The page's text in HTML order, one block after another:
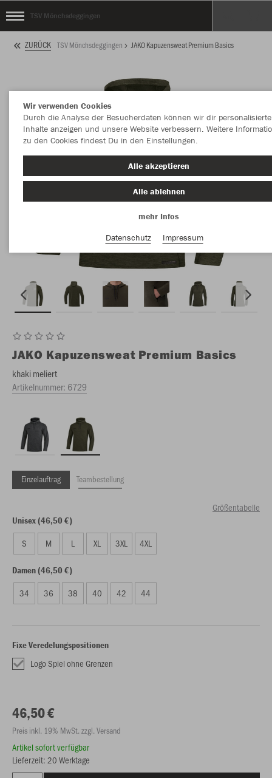
TSV Mönchsdeggingen
ZURÜCK TSV Mönchsdeggingen JAKO Kapuzensweat Premium Basics
JAKO Kapuzensweat Premium Basics
khaki meliert
Artikelnummer: 6729
Einzelauftrag Teambestellung
Größentabelle
Unisex (46,50 €)
S M L XL 3XL 4XL
Damen (46,50 €)
34 36 38 40 42 44
Fixe Veredelungspositionen
Logo Spiel ohne Grenzen
46,50 €
Preis inkl. 19% MwSt. zzgl. Versand
Artikel sofort verfügbar
Lieferzeit: 20 Werktage
Wir verwenden Cookies
Durch die Analyse der Besucherdaten können wir dir personalisierte
Inhalte anzeigen und unsere Website verbessern. Weitere
zu den Cookies findest Du in den Einstellungen.
Alle akzeptieren
Alle ablehnen
mehr Infos
Datenschutz
Impressum